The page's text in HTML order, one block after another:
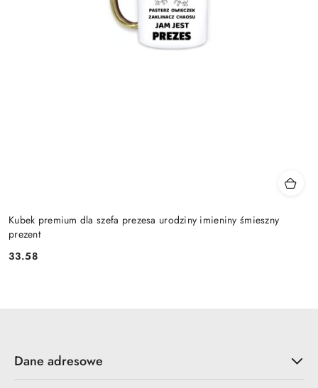
Kubek premium dla szefa prezesa urodziny imieniny śmieszny
prezent
Cena:
33.58
Dane adresowe